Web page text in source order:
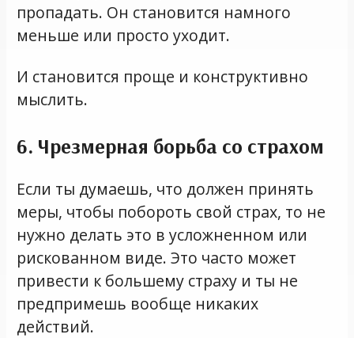
пропадать. Он становится намного
меньше или просто уходит.
И становится проще и конструктивно
мыслить.
6. Чрезмерная борьба со страхом
Если ты думаешь, что должен принять
меры, чтобы побороть свой страх, то не
нужно делать это в усложненном или
рискованном виде. Это часто может
привести к большему страху и ты не
предпримешь вообще никаких
действий.